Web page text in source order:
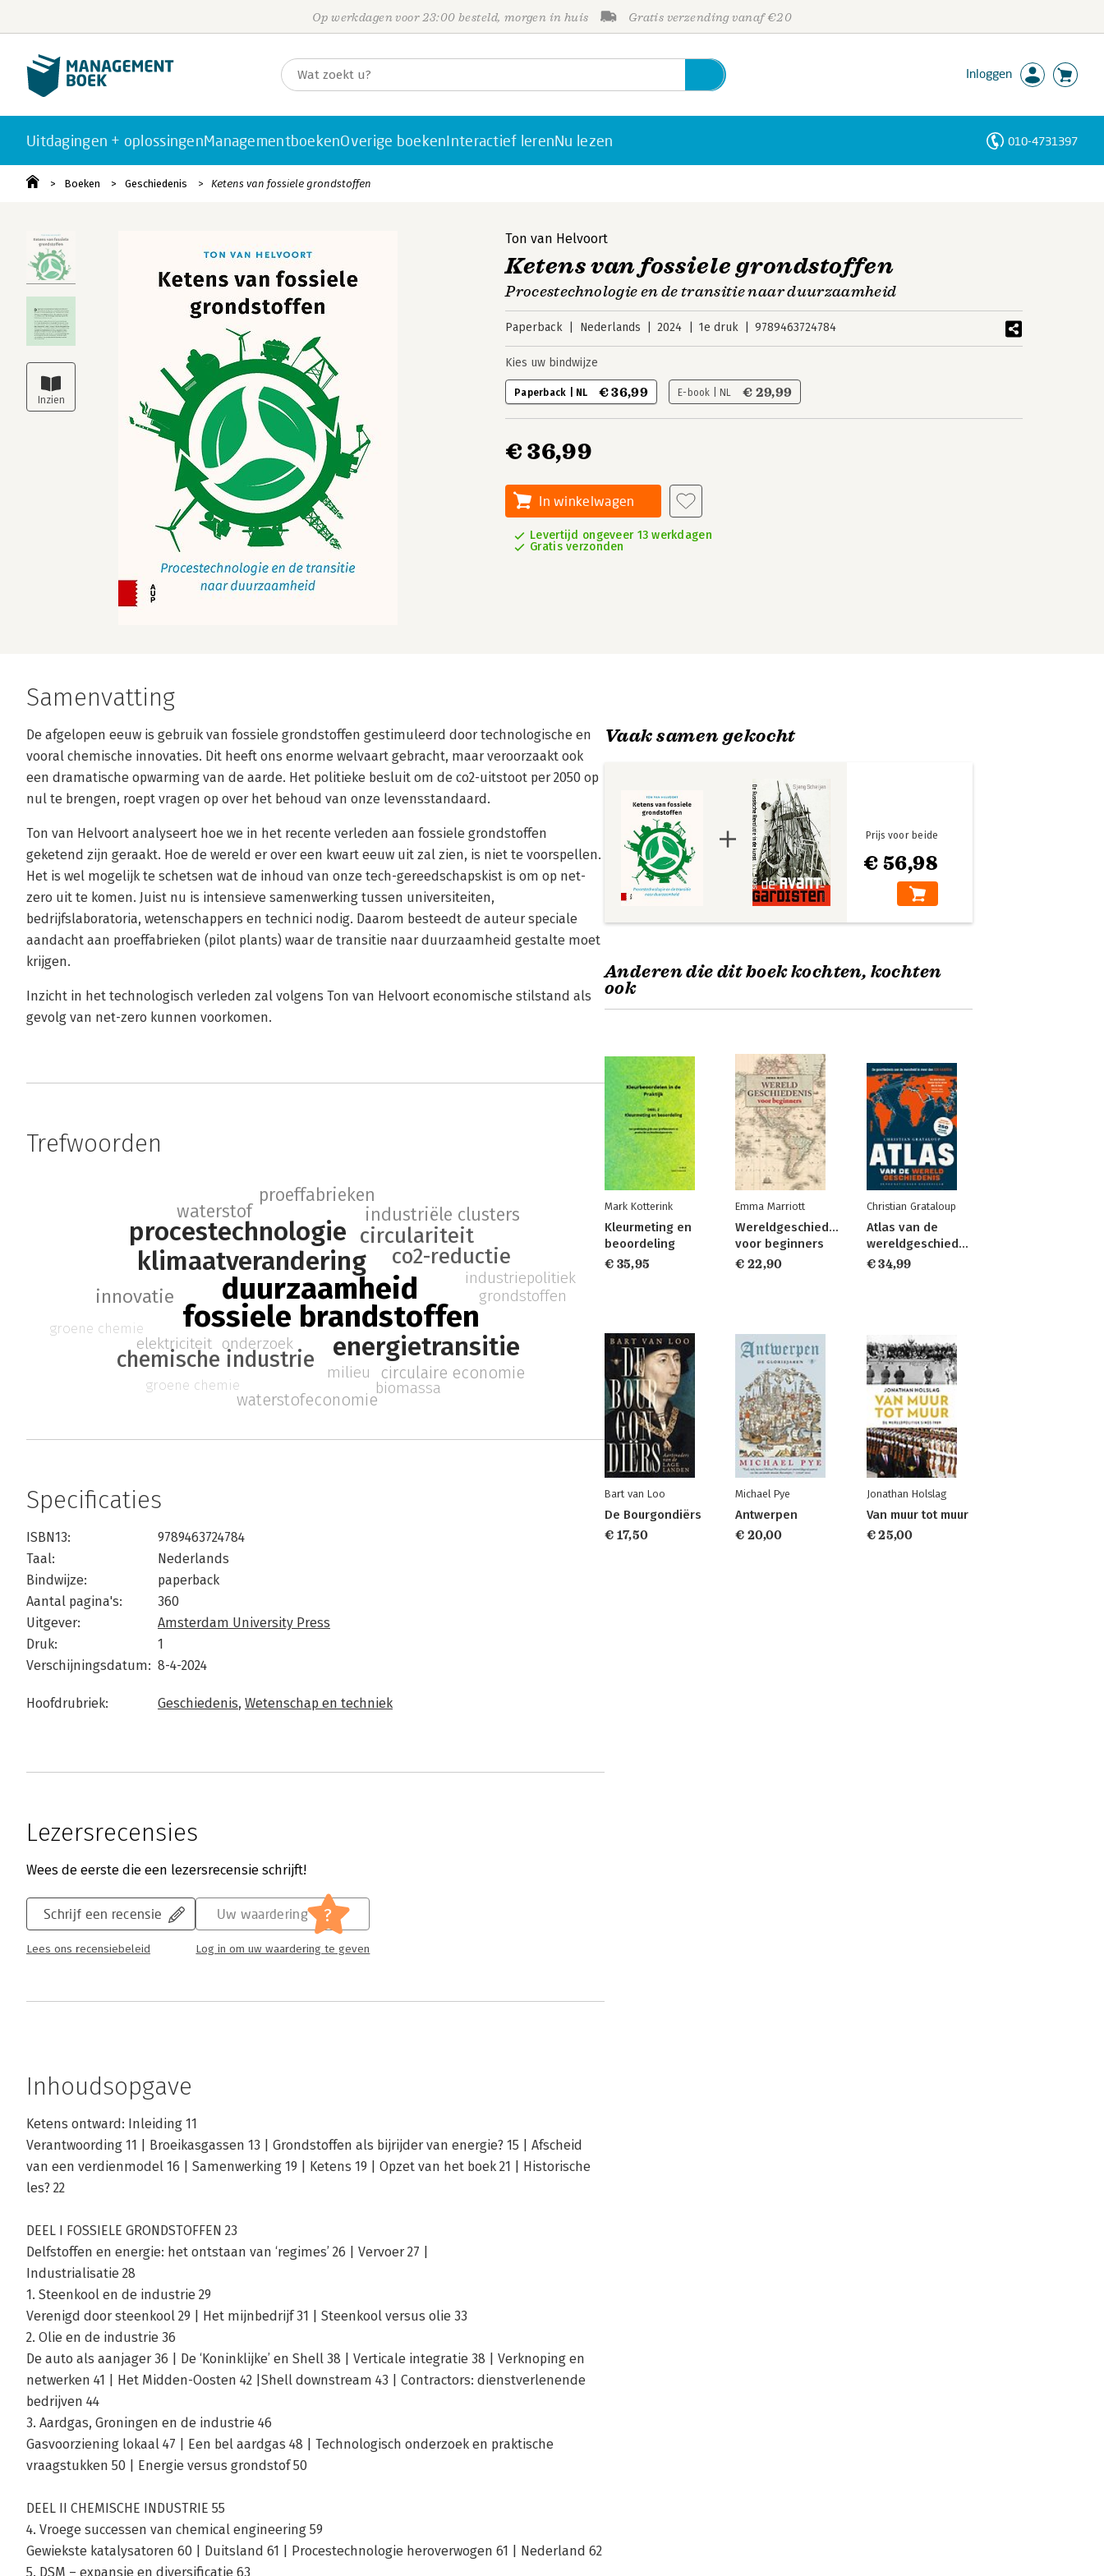
Op werkdagen voor 23:00 besteld, morgen in huis Gratis verzending vanaf €20
Inloggen
Uitdagingen + oplossingenManagementboekenOverige boekenInteractief lerenNu lezen 010-4731397
Boeken Geschiedenis Ketens van fossiele grondstoffen
Ton van Helvoort
Ketens van fossiele grondstoffen
Procestechnologie en de transitie naar duurzaamheid
Paperback Nederlands 2024 1e druk 9789463724784
Kies uw bindwijze
Paperback | NL € 36,99 E-book | NL € 29,99
€ 36,99
In winkelwagen
Levertijd ongeveer 13 werkdagen
Gratis verzonden
Samenvatting
De afgelopen eeuw is gebruik van fossiele grondstoffen gestimuleerd door technologische en
vooral chemische innovaties. Dit heeft ons enorme welvaart gebracht, maar veroorzaakt ook
een dramatische opwarming van de aarde. Het politieke besluit om de co2-uitstoot per 2050 op
nul te brengen, roept vragen op over het behoud van onze levensstandaard.
Ton van Helvoort analyseert hoe we in het recente verleden aan fossiele grondstoffen
geketend zijn geraakt. Hoe de wereld er over een kwart eeuw uit zal zien, is niet te voorspellen.
Het is wel mogelijk te schetsen wat de inhoud van onze tech-gereedschapskist is om op net-
zero uit te komen. Juist nu is intensieve samenwerking tussen universiteiten,
bedrijfslaboratoria, wetenschappers en technici nodig. Daarom besteedt de auteur speciale
aandacht aan proeffabrieken (pilot plants) waar de transitie naar duurzaamheid gestalte moet
krijgen.
Inzicht in het technologisch verleden zal volgens Ton van Helvoort economische stilstand als
gevolg van net-zero kunnen voorkomen.
Trefwoorden
duurzaamheid
fossiele brandstoffen
klimaatverandering
procestechnologie
energietransitie
chemische industrie
circulariteit
co2-reductie
innovatie
waterstof
proeffabrieken
industriële clusters
industriepolitiek
onderzoek
elektriciteit
grondstoffen
circulaire economie
biomassa
milieu
waterstofeconomie
groene chemie
groene chemie
Specificaties
ISBN13:
9789463724784
Taal:
Nederlands
Bindwijze:
paperback
Aantal pagina's:
360
Uitgever:
Amsterdam University Press
Druk:
1
Verschijningsdatum: 8-4-2024
Hoofdrubriek: Geschiedenis, Wetenschap en techniek
Lezersrecensies
Wees de eerste die een lezersrecensie schrijft!
Schrijf een recensie
Lees ons recensiebeleid
Uw waardering ?
Log in om uw waardering te geven
Inhoudsopgave
Ketens ontward: Inleiding 11
Verantwoording 11 | Broeikasgassen 13 | Grondstoffen als bijrijder van energie? 15 | Afscheid
van een verdienmodel 16 | Samenwerking 19 | Ketens 19 | Opzet van het boek 21 | Historische
les? 22
DEEL I FOSSIELE GRONDSTOFFEN 23
Delfstoffen en energie: het ontstaan van ‘regimes’ 26 | Vervoer 27 |
Industrialisatie 28
1. Steenkool en de industrie 29
Verenigd door steenkool 29 | Het mijnbedrijf 31 | Steenkool versus olie 33
2. Olie en de industrie 36
De auto als aanjager 36 | De ‘Koninklijke’ en Shell 38 | Verticale integratie 38 | Verknoping en
netwerken 41 | Het Midden-Oosten 42 |Shell downstream 43 | Contractors: dienstverlenende
bedrijven 44
3. Aardgas, Groningen en de industrie 46
Gasvoorziening lokaal 47 | Een bel aardgas 48 | Technologisch onderzoek en praktische
vraagstukken 50 | Energie versus grondstof 50
DEEL II CHEMISCHE INDUSTRIE 55
4. Vroege successen van chemical engineering 59
Gewiekste katalysatoren 60 | Duitsland 61 | Procestechnologie heroverwogen 61 | Nederland 62
5. DSM – expansie en diversificatie 63
Vaak samen gekocht
€ 56,98
Prijs voor beide
Anderen die dit boek kochten, kochten
ook
Mark Kotterink
Kleurmeting en
beoordeling
€ 35,95
Emma Marriott
Wereldgeschiedenis
voor beginners
€ 22,90
Christian Grataloup
Atlas van de
wereldgeschiedenis
€ 34,99
Bart van Loo
De Bourgondiërs
€ 17,50
Michael Pye
Antwerpen
€ 20,00
Jonathan Holslag
Van muur tot muur
€ 25,00
Personen